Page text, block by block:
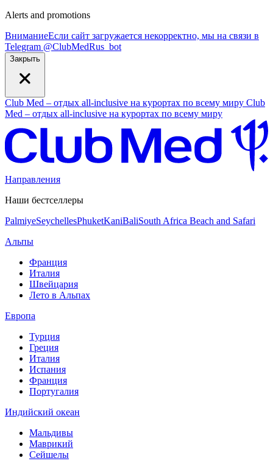
Alerts and promotions
ВниманиеЕсли сайт загружается некорректно, мы на связи в
Telegram @ClubMedRus_bot
Закрыть
Club Med – отдых all-inclusive на курортах по всему миру Club
Med – отдых all-inclusive на курортах по всему миру
Направления
Наши бестселлеры
PalmiyeSeychellesPhuketKaniBaliSouth Africa Beach and Safari
Альпы
Франция
Италия
Швейцария
Лето в Альпах
Европа
Турция
Греция
Италия
Испания
Франция
Португалия
Индийский океан
Мальдивы
Маврикий
Сейшелы